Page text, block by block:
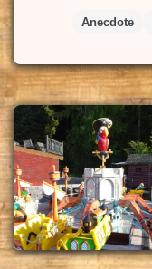
Anecdote
Post
navigation